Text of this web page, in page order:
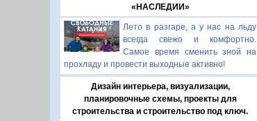
«НАСЛЕДИИ»
Лето в разгаре, а у нас на льду
всегда свежо и комфортно.
Самое время сменить зной на
прохладу и провести выходные активно!
Дизайн интерьера, визуализации,
планировочные схемы, проекты для
строительства и строительство под ключ.